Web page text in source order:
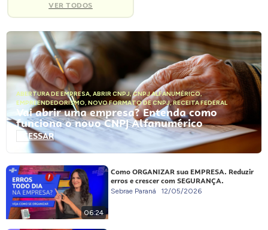
VER TODOS
ABERTURA DE EMPRESA, ABRIR CNPJ,CNPJ ALFANUMÉRICO,
EMPREENDEDORISMO, NOVO FORMATO DE CNPJ,RECEITA FEDERAL
Vai abrir uma empresa? Entenda como
funciona o novo CNPJ Alfanumérico
ACESSAR
06:24
Como ORGANIZAR sua EMPRESA. Reduzir
erros e crescer com SEGURANÇA.
Sebrae Paraná 12/05/2026